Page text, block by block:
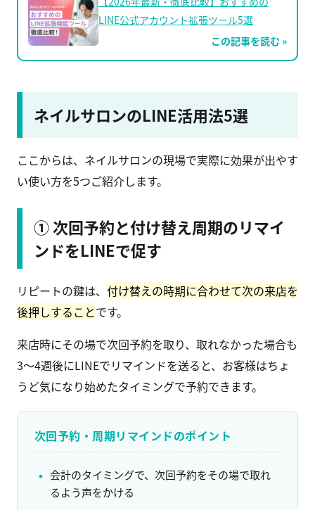
LINE公式アカウント拡張ツール5選
この記事を読む »
ネイルサロンのLINE活用法5選
ここからは、ネイルサロンの現場で実際に効果が出やす
い使い方を5つご紹介します。
① 次回予約と付け替え周期のリマイ
ンドをLINEで促す
リピートの鍵は、 付け替えの時期に合わせて次の来店を
後押しすることです。
来店時にその場で次回予約を取り、取れなかった場合も
3〜4週後にLINEでリマインドを送ると、お客様はちょ
うど気になり始めたタイミングで予約できます。
次回予約・周期リマインドのポイント
会計のタイミングで、次回予約をその場で取れ
るよう声をかける